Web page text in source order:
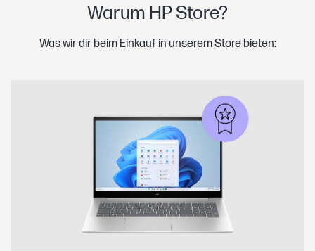
Warum HP Store?
Was wir dir beim Einkauf in unserem Store bieten: